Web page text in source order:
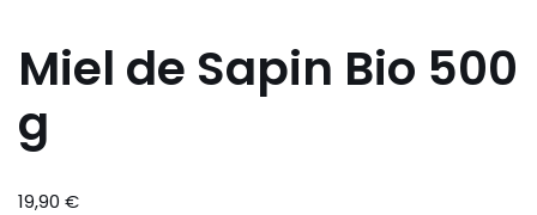
Miel de Sapin Bio 500
g
19,90 €